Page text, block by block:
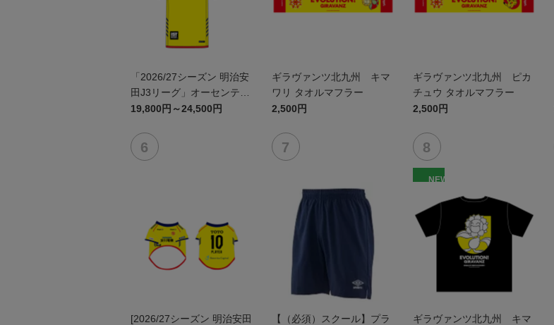
「2026/27シーズン 明治安
田J3リーグ」オーセンティ
ックユニフォームFP1st
19,800円～24,500円
ギラヴァンツ北九州 キマ
ワリ タオルマフラー
2,500円
ギラヴァンツ北九州 ピカ
チュウ タオルマフラー
2,500円
[2026/27シーズン 明治安田
【（必須）スクール】プラ
NEW
ギラヴァンツ北九州 キマ